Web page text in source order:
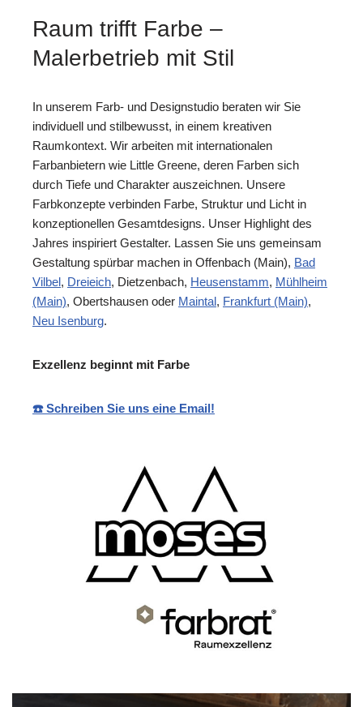
Raum trifft Farbe –
Malerbetrieb mit Stil
In unserem Farb- und Designstudio beraten wir Sie
individuell und stilbewusst, in einem kreativen
Raumkontext. Wir arbeiten mit internationalen
Farbanbietern wie Little Greene, deren Farben sich
durch Tiefe und Charakter auszeichnen. Unsere
Farbkonzepte verbinden Farbe, Struktur und Licht in
konzeptionellen Gesamtdesigns. Unser Highlight des
Jahres inspiriert Gestalter. Lassen Sie uns gemeinsam
Gestaltung spürbar machen in Offenbach (Main), Bad
Vilbel, Dreieich, Dietzenbach, Heusenstamm, Mühlheim
(Main), Obertshausen oder Maintal, Frankfurt (Main),
Neu Isenburg.
Exzellenz beginnt mit Farbe
☎️ Schreiben Sie uns eine Email!